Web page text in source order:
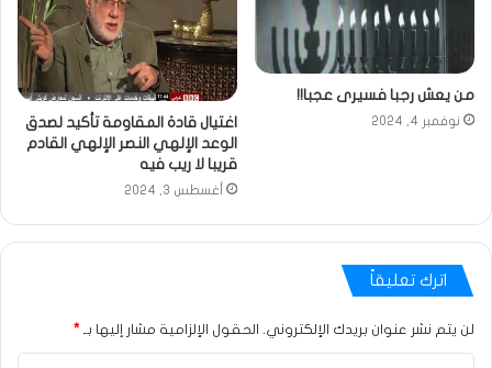
من يعش رجبا فسيرى عجبا!!
نوفمبر 4, 2024
اغتيال قادة المقاومة تأكيد لصدق
الوعد الإلهي النصر الإلهي القادم
قريبا لا ريب فيه
أغسطس 3, 2024
اترك تعليقاً
لن يتم نشر عنوان بريدك الإلكتروني. الحقول الإلزامية مشار إليها بـ *